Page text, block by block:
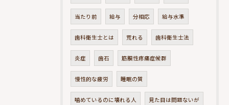
当たり前 給与 分相応 給与水準
歯科衛生士とは 荒れる 歯科衛生士法
炎症 歯石 筋膜性疼痛症候群
慢性的な疲労 睡眠の質
噛めているのに壊れる人 見た目は問題ないが